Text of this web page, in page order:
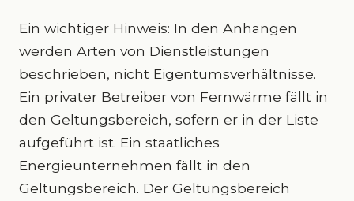
Ein wichtiger Hinweis: In den Anhängen
werden Arten von Dienstleistungen
beschrieben, nicht Eigentumsverhältnisse.
Ein privater Betreiber von Fernwärme fällt in
den Geltungsbereich, sofern er in der Liste
aufgeführt ist. Ein staatliches
Energieunternehmen fällt in den
Geltungsbereich. Der Geltungsbereich